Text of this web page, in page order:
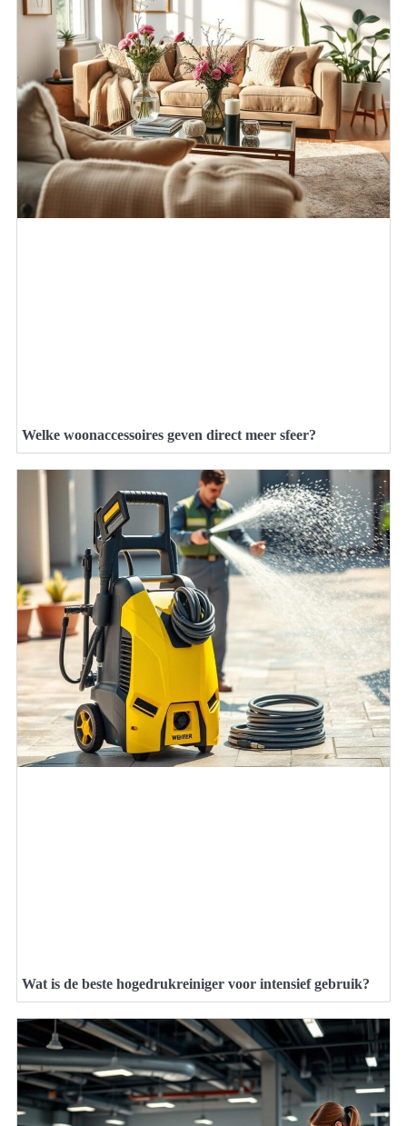
Welke woonaccessoires geven direct meer sfeer?
Wat is de beste hogedrukreiniger voor intensief gebruik?